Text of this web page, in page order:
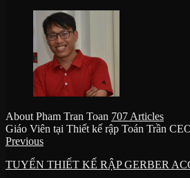
About Pham Tran Toan 707 Articles
Giáo Viên tại Thiết kế rập Toán Trần
Website
Facebook
Previous
TUYỂN THIẾT KẾ RẬP GERBER